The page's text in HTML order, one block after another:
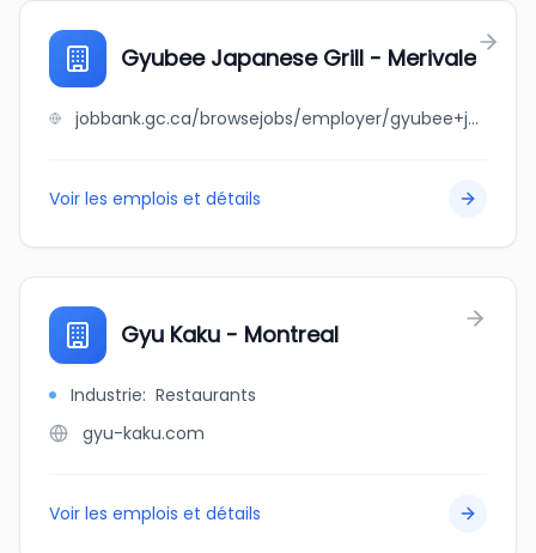
Gyubee Japanese Grill - Merivale
jobbank.gc.ca/browsejobs/employer/gyubee+japanese+grill+-+merivale/ca
Voir les emplois et détails
Gyu Kaku - Montreal
Industrie: Restaurants
gyu-kaku.com
Voir les emplois et détails